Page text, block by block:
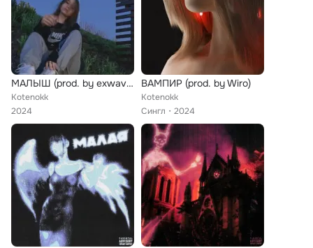
МАЛЫШ (prod. by exwave)
Kotenokk
2024
ВАМПИР (prod. by Wiro)
Kotenokk
Сингл
2024